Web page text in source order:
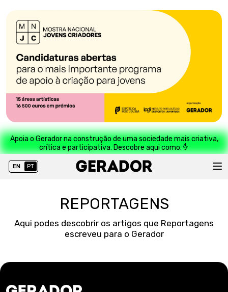
Apoia o Gerador na construção de uma sociedade mais criativa,
crítica e participativa. Descobre aqui como.
EN PT
REPORTAGENS
Aqui podes descobrir os artigos que Reportagens
escreveu para o Gerador